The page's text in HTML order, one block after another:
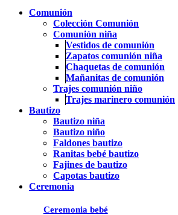
Comunión
Colección Comunión
Comunión niña
Vestidos de comunión
Zapatos comunión niña
Chaquetas de comunión
Mañanitas de comunión
Trajes comunión niño
Trajes marinero comunión
Bautizo
Bautizo niña
Bautizo niño
Faldones bautizo
Ranitas bebé bautizo
Fajines de bautizo
Capotas bautizo
Ceremonia
Ceremonia bebé